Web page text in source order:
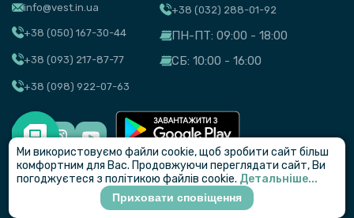
info@vest.in.ua
+38 (050) 167-30-44
+38 (093) 217-87-77
+38 (098) 922-07-63
+38 (032) 288-01-92
ПН-ПТ: 09:00 - 18:00
СБ: 10:00 - 16:00
© VEST
Ми використовуємо файли cookie, щоб зробити сайт більш
комфортним для Вас. Продовжуючи переглядати сайт, Ви
погоджуєтеся з політикою файлів cookie. Детальніше...
Приховати сповіщення